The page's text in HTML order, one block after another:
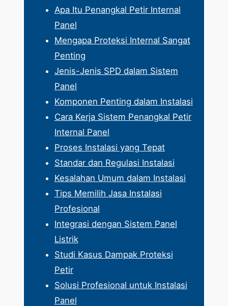
Apa Itu Penangkal Petir Internal
Panel
Mengapa Proteksi Internal Sangat
Penting
Jenis-Jenis SPD dalam Sistem
Panel
Komponen Penting dalam Instalasi
Cara Kerja Sistem Penangkal Petir
Internal Panel
Proses Instalasi yang Tepat
Standar dan Regulasi Instalasi
Kesalahan Umum dalam Instalasi
Tips Memilih Jasa Instalasi
Profesional
Integrasi dengan Sistem Panel
Listrik
Studi Kasus Dampak Proteksi
Petir
Solusi Profesional untuk Instalasi
Panel